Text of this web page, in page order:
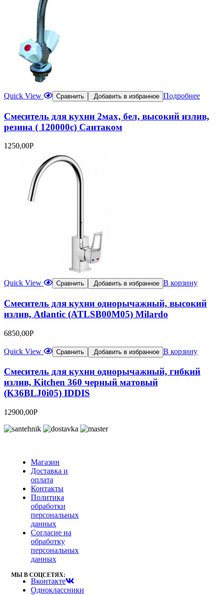
Quick View Сравнить Добавить в избранное Подробнее
Смеситель для кухни 2мах, бел, высокий излив,
резина ( 120000с) Сантаком
1250,00Р
Quick View Сравнить Добавить в избранное В корзину
Смеситель для кухни однорычажный, высокий
излив, Atlantic (ATLSB00M05) Milardo
6850,00Р
Quick View Сравнить Добавить в избранное В корзину
Смеситель для кухни однорычажный, гибкий
излив, Kitchen 360 черный матовый
(K36BLJ0i05) IDDIS
12900,00Р
Магазин
Доставка и
оплата
Контакты
Политика
обработки
персональных
данных
Согласие на
обработку
персональных
данных
МЫ В СОЦСЕТЯХ:
Вконтакте
Одноклассники